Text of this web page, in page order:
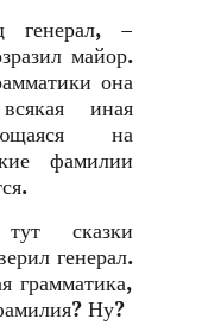
генерал, –
майор.
она
иная
на
фамилии
сказки
генерал.
грамматика,
Ну?